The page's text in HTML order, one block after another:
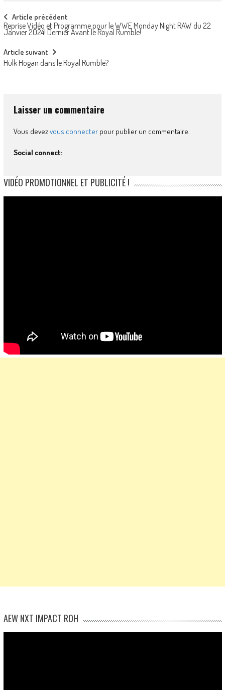
Post
navigation
Article précédent
Reprise Vidéo et Programme pour le WWE Monday Night RAW du 22
Janvier 2024! Dernier Avant le Royal Rumble!
Article suivant
Hulk Hogan dans le Royal Rumble?
Laisser un commentaire
Vous devezvous connecterpour publier un commentaire.
Social connect:
VIDÉO PROMOTIONNEL ET PUBLICITÉ !
AEW NXT IMPACT ROH